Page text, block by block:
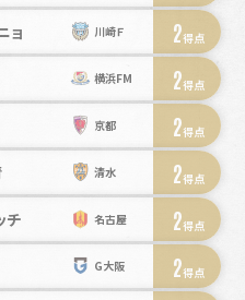
ョ 川崎Ｆ 2得点
横浜FM 2得点
京都 2得点
清水 2得点
チ 名古屋 2得点
G大阪 2得点